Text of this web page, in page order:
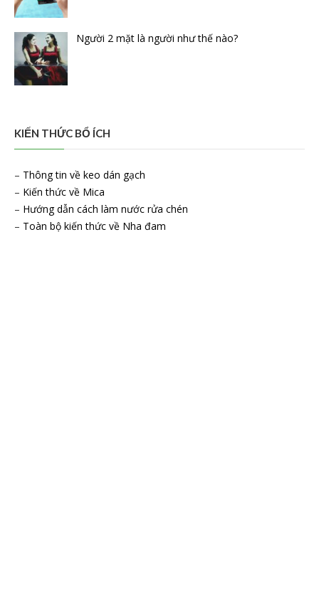
Người 2 mặt là người như thế nào?
KIẾN THỨC BỔ ÍCH
– Thông tin về keo dán gạch
– Kiến thức về Mica
– Hướng dẫn cách làm nước rửa chén
– Toàn bộ kiến thức về Nha đam